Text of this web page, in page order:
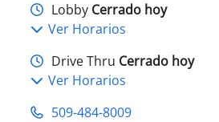
Lobby Cerrado hoy
Ver Horarios
Drive Thru Cerrado hoy
Ver Horarios
509-484-8009